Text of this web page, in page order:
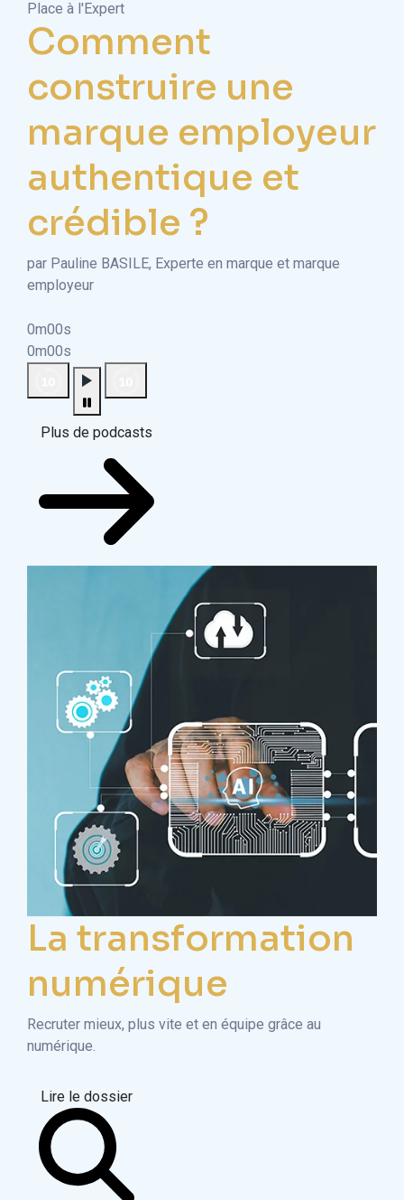
Place à l'Expert
Comment
construire une
marque employeur
authentique et
crédible ?
par Pauline BASILE, Experte en marque et marque
employeur
0m00s
0m00s
Plus de podcasts
La transformation
numérique
Recruter mieux, plus vite et en équipe grâce au
numérique.
Lire le dossier